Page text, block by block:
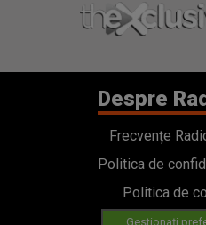
Despre
Frecvențe
Politica de
Politica de
Gestionați